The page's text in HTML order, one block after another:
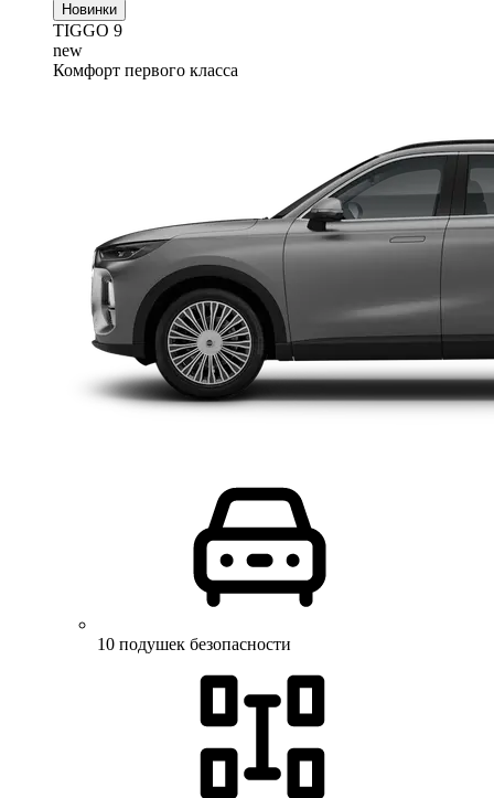
Новинки
TIGGO 9
new
Комфорт первого класса
10 подушек безопасности